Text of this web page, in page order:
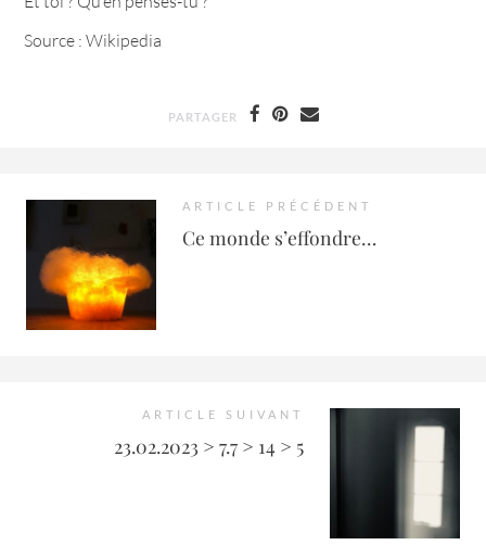
Source : Wikipedia
PARTAGER
ARTICLE PRÉCÉDENT
Ce monde s’effondre…
ARTICLE SUIVANT
23.02.2023 > 7.7 > 14 > 5